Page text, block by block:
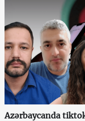
Azərbaycanda